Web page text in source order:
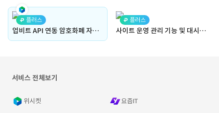
플러스
업비트 API 연동 암호화폐 자동 거래 프로그램
플러스
사이트 운영 관리 기능 및 대시보드
서비스 전체보기
위시켓 요즘IT